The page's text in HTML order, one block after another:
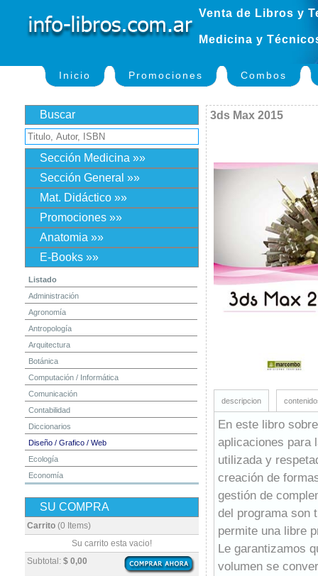
Venta de Libros y
Medicina y
Inicio Promociones Combos
Buscar
Sección Medicina »»
Sección General »»
Mat. Didáctico »»
Promociones »»
Anatomia »»
E-Books »»
Listado
Administración
Agronomía
Antropología
Arquitectura
Botánica
Computación / Informática
Comunicación
Contabilidad
Diccionarios
Diseño / Grafico / Web
Ecología
Economía
Electrónica
Estadística
Física
SU COMPRA
Carrito (0 Items)
Subtotal: $ 0,00
Su carrito esta vacio!
3ds Max 2015
descripcion
En este libro
aplicaciones para
utilizada y
creación de
gestión de
del programa son
permite una libre
Le garantizamos
volumen se